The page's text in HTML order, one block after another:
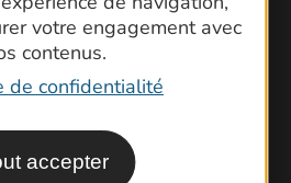
votre engagement avec
contenus.
de confidentialité
accepter